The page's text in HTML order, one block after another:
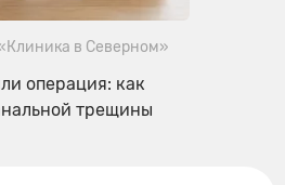
в Северном»
операция: как
трещины